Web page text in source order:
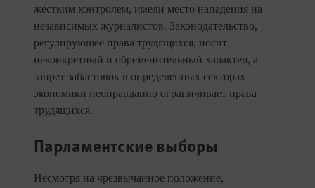
жестким контролем, имели место нападения на
независимых журналистов. Законодательство,
регулирующее права трудящихся, носит
неконкретный и обременительный характер, а
запрет забастовок в определенных секторах
экономики неоправданно ограничивает права
трудящихся.
Парламентские выборы
Несмотря на чрезвычайное положение,